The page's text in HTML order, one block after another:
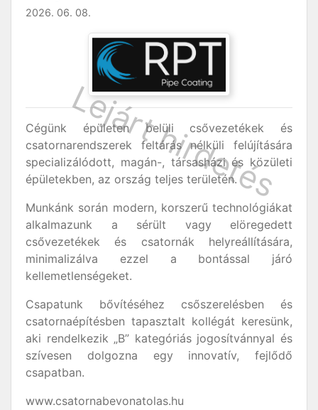
2026. 06. 08.
Cégünk épületen belüli csővezetékek és
csatornarendszerek feltárás nélküli felújítására
specializálódott, magán-, társasházi és közületi
épületekben, az ország teljes területén.
Munkánk során modern, korszerű technológiákat
alkalmazunk a sérült vagy elöregedett
csővezetékek és csatornák helyreállítására,
minimalizálva ezzel a bontással járó
kellemetlenségeket.
Csapatunk bővítéséhez csőszerelésben és
csatornaépítésben tapasztalt kollégát keresünk,
aki rendelkezik „B” kategóriás jogosítvánnyal és
szívesen dolgozna egy innovatív, fejlődő
csapatban.
www.csatornabevonatolas.hu